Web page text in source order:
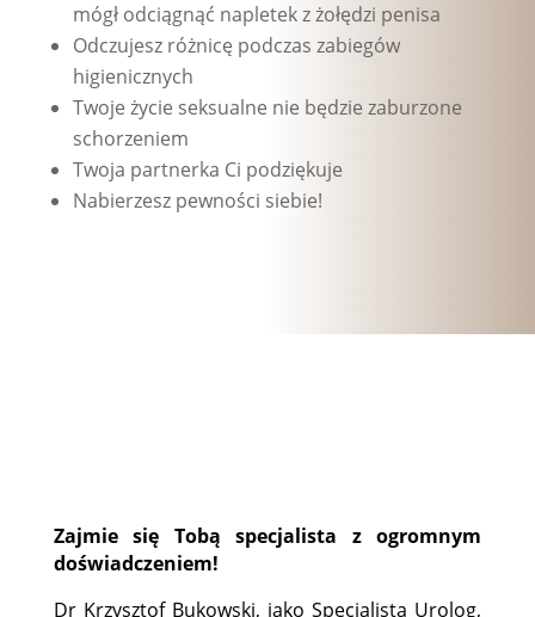
mógł odciągnąć napletek z żołędzi penisa
Odczujesz różnicę podczas zabiegów
higienicznych
Twoje życie seksualne nie będzie zaburzone
schorzeniem
Twoja partnerka Ci podziękuje
Nabierzesz pewności siebie!
Zajmie się Tobą specjalista z ogromnym
doświadczeniem!
Dr Krzysztof Bukowski, jako Specjalista Urolog,